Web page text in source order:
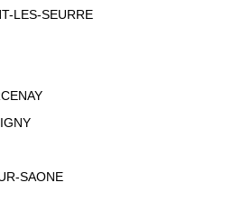
LES-SEURRE
SAONE